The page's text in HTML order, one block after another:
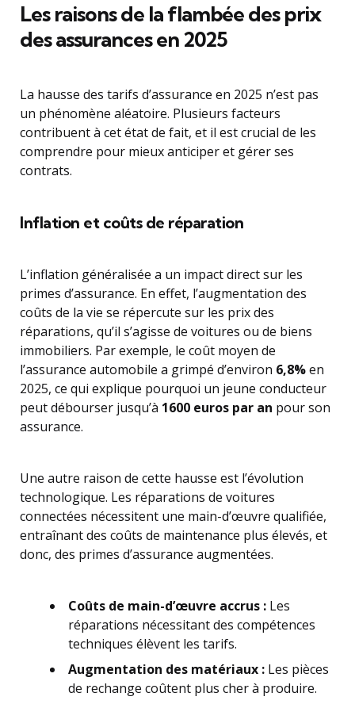
Les raisons de la flambée des prix
des assurances en 2025
La hausse des tarifs d’assurance en 2025 n’est pas
un phénomène aléatoire. Plusieurs facteurs
contribuent à cet état de fait, et il est crucial de les
comprendre pour mieux anticiper et gérer ses
contrats.
Inflation et coûts de réparation
L’inflation généralisée a un impact direct sur les
primes d’assurance. En effet, l’augmentation des
coûts de la vie se répercute sur les prix des
réparations, qu’il s’agisse de voitures ou de biens
immobiliers. Par exemple, le coût moyen de
l’assurance automobile a grimpé d’environ 6,8%en
2025, ce qui explique pourquoi un jeune conducteur
peut débourser jusqu’à 1600 euros par an pour son
assurance.
Une autre raison de cette hausse est l’évolution
technologique. Les réparations de voitures
connectées nécessitent une main-d’œuvre qualifiée,
entraînant des coûts de maintenance plus élevés, et
donc, des primes d’assurance augmentées.
Coûts de main-d’œuvre accrus : Les
réparations nécessitant des compétences
techniques élèvent les tarifs.
Augmentation des matériaux : Les pièces
de rechange coûtent plus cher à produire.